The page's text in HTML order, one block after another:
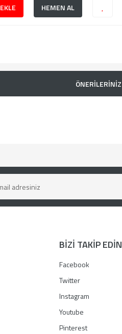
HEMEN AL
ÖNERİLERİNİZ
BİZİ TAKİP EDİN
Facebook
Twitter
Instagram
Youtube
Pinterest